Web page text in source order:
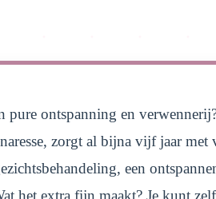
pure ontspanning en
zorgt al bijna vijf jaar
een
het extra fijn maakt? Je kunt